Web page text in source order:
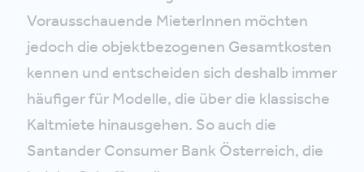
Vorausschauende MieterInnen möchten
jedoch die objektbezogenen Gesamtkosten
kennen und entscheiden sich deshalb immer
häufiger für Modelle, die über die klassische
Kaltmiete hinausgehen. So auch die
Santander Consumer Bank Österreich, die